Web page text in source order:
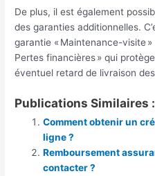
De plus, il est également
des garanties additionnelles.
garantie « Maintenance-visite
Pertes financières » qui
éventuel retard de livraison
Publications Similaires :
Comment obtenir un
ligne ?
Remboursement
contacter ?